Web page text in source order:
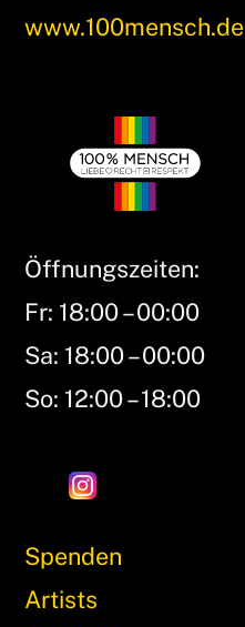
www.100mensch.de
Öffnungszeiten:
Fr: 18:00 – 00:00
Sa: 18:00 – 00:00
So: 12:00 – 18:00
Spenden
Artists